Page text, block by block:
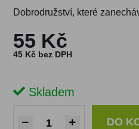
Dobrodružství, které
55 Kč
45 Kč bez DPH
Skladem
DO